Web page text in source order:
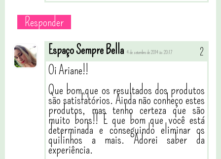
Responder
Espaço Sempre Bella 4 de setembro de 2014 às 20:17
Oi Ariane!!
Que bom que os resultados dos produtos
são satisfatórios. Ainda não conheço estes
produtos, mas tenho certeza que são
muito bons!! E que bom que você está
determinada e conseguindo eliminar os
quilinhos a mais. Adorei saber da
experiência.